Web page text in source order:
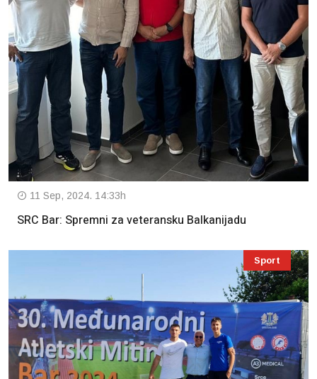
11 Sep, 2024. 14:33h
SRC Bar: Spremni za veteransku Balkanijadu
Sport